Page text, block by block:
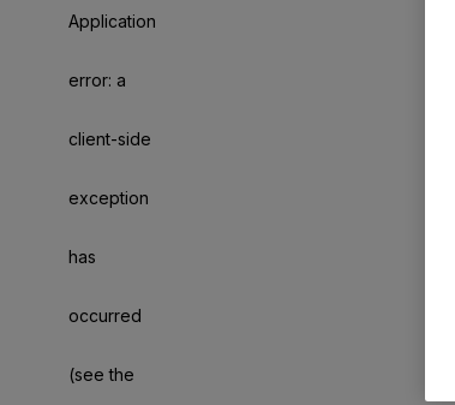
Application
error: a
client-side
exception
has
occurred
(see the